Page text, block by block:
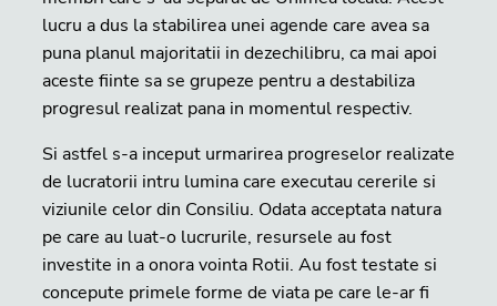
lucru a dus la stabilirea unei agende care avea sa
puna planul majoritatii in dezechilibru, ca mai apoi
aceste fiinte sa se grupeze pentru a destabiliza
progresul realizat pana in momentul respectiv.
Si astfel s-a inceput urmarirea progreselor realizate
de lucratorii intru lumina care executau cererile si
viziunile celor din Consiliu. Odata acceptata natura
pe care au luat-o lucrurile, resursele au fost
investite in a onora vointa Rotii. Au fost testate si
concepute primele forme de viata pe care le-ar fi